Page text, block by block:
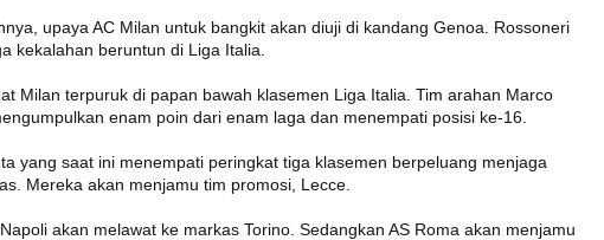
upaya AC Milan untuk bangkit akan diuji di kandang Genoa. Rossoneri
kekalahan beruntun di Liga Italia.
Milan terpuruk di papan bawah klasemen Liga Italia. Tim arahan Marco
enam poin dari enam laga dan menempati posisi ke-16.
yang saat ini menempati peringkat tiga klasemen berpeluang menjaga
Mereka akan menjamu tim promosi, Lecce.
akan melawat ke markas Torino. Sedangkan AS Roma akan menjamu